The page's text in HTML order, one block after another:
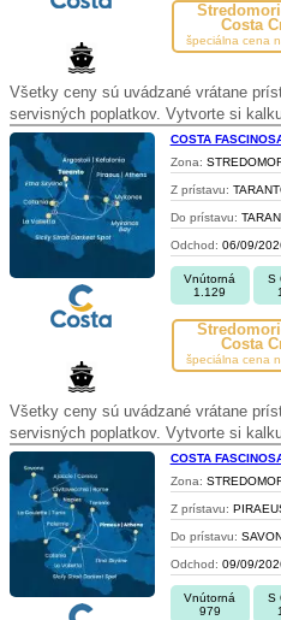
Costa
špeciálna cena
Všetky ceny sú uvádzané vrátane
servisných poplatkov. Vytvorte si
COSTA
Zona:
Z prístavu:
Do prístavu:
Odchod: 06/09/
Vnútorná
1.129
S
Costa
špeciálna cena
Všetky ceny sú uvádzané vrátane
servisných poplatkov. Vytvorte si
COSTA
Zona:
Z prístavu:
Do prístavu:
Odchod: 09/09/
Vnútorná
979
S